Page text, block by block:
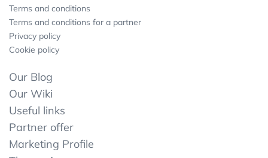
Terms and conditions
Terms and conditions for a partner
Privacy policy
Cookie policy
Our Blog
Our Wiki
Useful links
Partner offer
Marketing Profile